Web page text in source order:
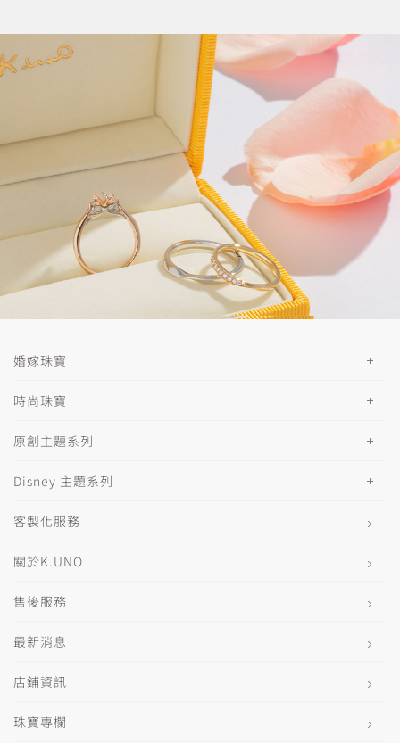
婚嫁珠寶
時尚珠寶
原創主題系列
Disney 主題系列
客製化服務
關於K.UNO
售後服務
最新消息
店鋪資訊
珠寶專欄